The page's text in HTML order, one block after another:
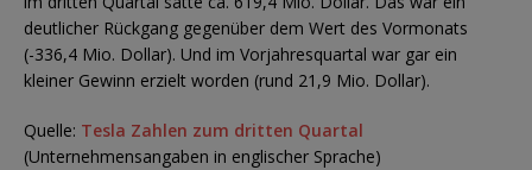
deutlicher Rückgang gegenüber dem Wert des Vormonats
(-336,4 Mio. Dollar). Und im Vorjahresquartal war gar ein
kleiner Gewinn erzielt worden (rund 21,9 Mio. Dollar).
Quelle: Tesla Zahlen zum dritten Quartal
(Unternehmensangaben in englischer Sprache)